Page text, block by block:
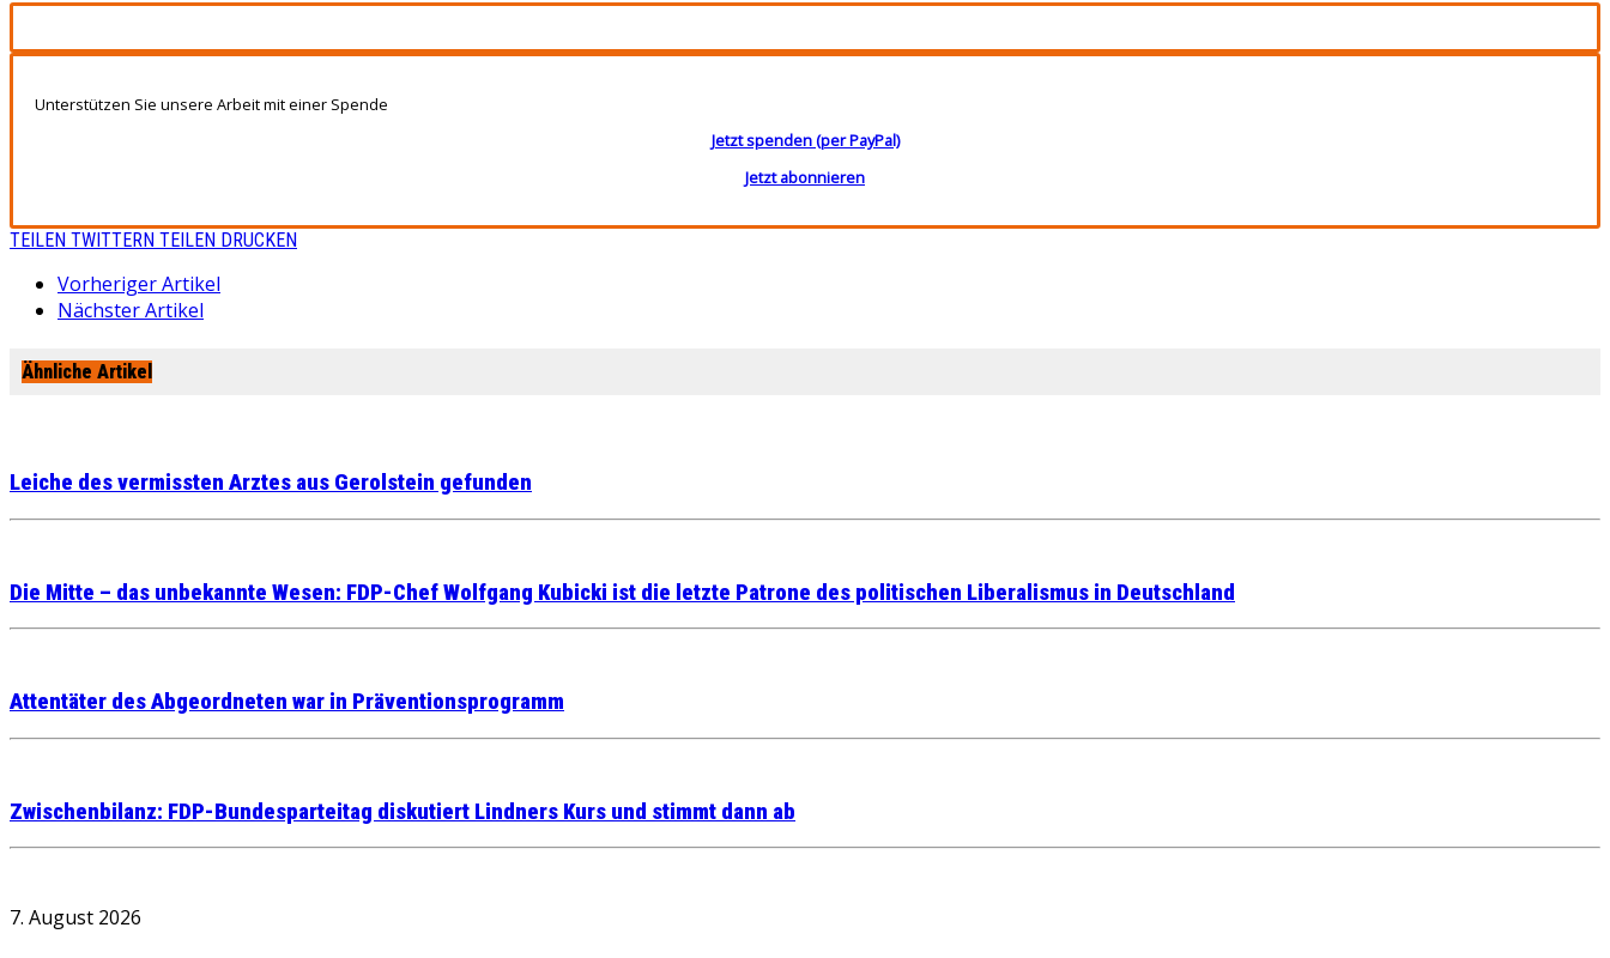
Unterstützen Sie unsere Arbeit mit einer Spende
Jetzt spenden (per PayPal)
Jetzt abonnieren
TEILEN TWITTERN TEILEN DRUCKEN
Vorheriger Artikel
Nächster Artikel
Ähnliche Artikel
Leiche des vermissten Arztes aus Gerolstein gefunden
Die Mitte – das unbekannte Wesen: FDP-Chef Wolfgang Kubicki ist die letzte Patrone des politischen Liberalismus in Deutschland
Attentäter des Abgeordneten war in Präventionsprogramm
Zwischenbilanz: FDP-Bundesparteitag diskutiert Lindners Kurs und stimmt dann ab
7. August 2026